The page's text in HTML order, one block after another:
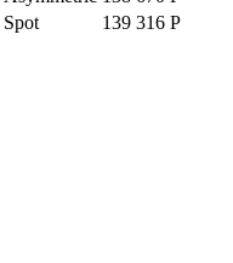
Spot 139 316 Р